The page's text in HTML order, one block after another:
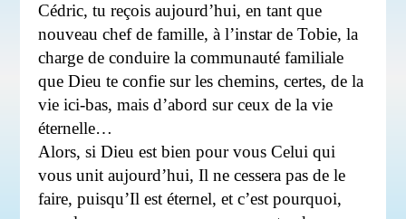
Cédric, tu reçois aujourd’hui, en tant que
nouveau chef de famille, à l’instar de Tobie, la
charge de conduire la communauté familiale
que Dieu te confie sur les chemins, certes, de la
vie ici-bas, mais d’abord sur ceux de la vie
éternelle…
Alors, si Dieu est bien pour vous Celui qui
vous unit aujourd’hui, Il ne cessera pas de le
faire, puisqu’Il est éternel, et c’est pourquoi,